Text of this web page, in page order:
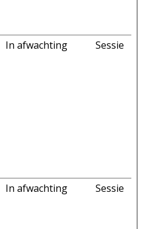
In afwachting Sessie
In afwachting Sessie